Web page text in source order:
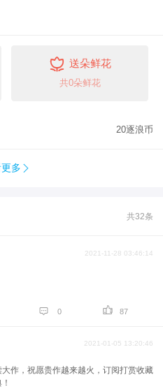
 送朵鲜花
共0朵鲜花
20逐浪币
多 
共32条
2021-11-28 03:46:14
 0  87
2021-01-05 13:20:46
作，祝愿贵作越来越火，订阅打赏收藏
典！